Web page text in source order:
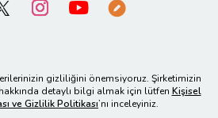
gizliliğini önemsiyoruz. Şirketimizin
detaylı bilgi almak için lütfen Kişisel
ve Gizlilik Politikası’nı inceleyiniz.